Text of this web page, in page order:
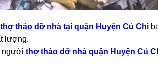
thợ tháo dỡ nhà tại quận Huyện Củ Chi